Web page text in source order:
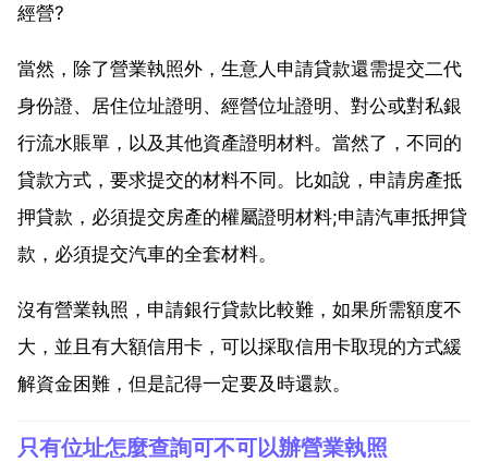
經營?
當然，除了營業執照外，生意人申請貸款還需提交二代
身份證、居住位址證明、經營位址證明、對公或對私銀
行流水賬單，以及其他資產證明材料。當然了，不同的
貸款方式，要求提交的材料不同。比如說，申請房產抵
押貸款，必須提交房產的權屬證明材料;申請汽車抵押貸
款，必須提交汽車的全套材料。
沒有營業執照，申請銀行貸款比較難，如果所需額度不
大，並且有大額信用卡，可以採取信用卡取現的方式緩
解資金困難，但是記得一定要及時還款。
只有位址怎麼查詢可不可以辦營業執照